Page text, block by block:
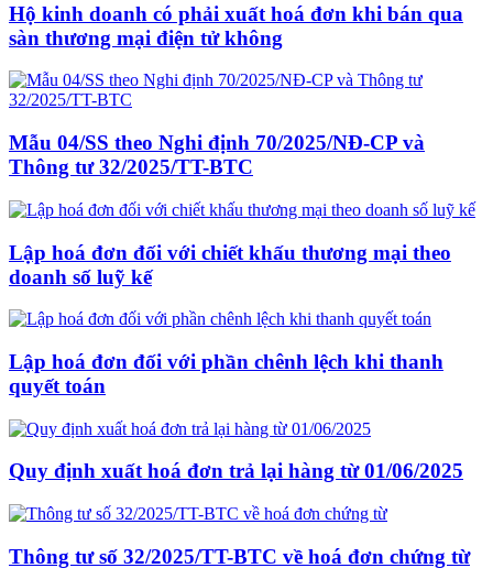
Hộ kinh doanh có phải xuất hoá đơn khi bán qua
sàn thương mại điện tử không
Mẫu 04/SS theo Nghi định 70/2025/NĐ-CP và
Thông tư 32/2025/TT-BTC
Lập hoá đơn đối với chiết khấu thương mại theo
doanh số luỹ kế
Lập hoá đơn đối với phần chênh lệch khi thanh
quyết toán
Quy định xuất hoá đơn trả lại hàng từ 01/06/2025
Thông tư số 32/2025/TT-BTC về hoá đơn chứng từ